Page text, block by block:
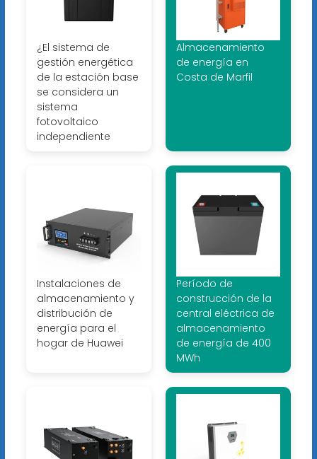
¿El sistema de
gestión energética
de la estación base
se considera un
sistema
fotovoltaico
independiente
Almacenamiento
de energía en
Costa de Marfil
Instalaciones de
almacenamiento y
distribución de
energía para el
hogar de Huawei
Período de
construcción de la
central eléctrica de
almacenamiento
de energía de 400
MWh